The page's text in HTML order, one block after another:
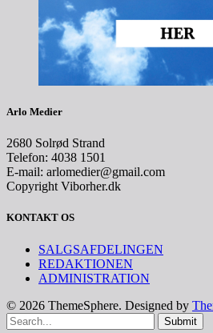
Arlo Medier
2680 Solrød Strand
Telefon: 4038 1501
E-mail: arlomedier@gmail.com
Copyright Viborher.dk
KONTAKT OS
SALGSAFDELINGEN
REDAKTIONEN
ADMINISTRATION
© 2026 ThemeSphere. Designed by
Submit